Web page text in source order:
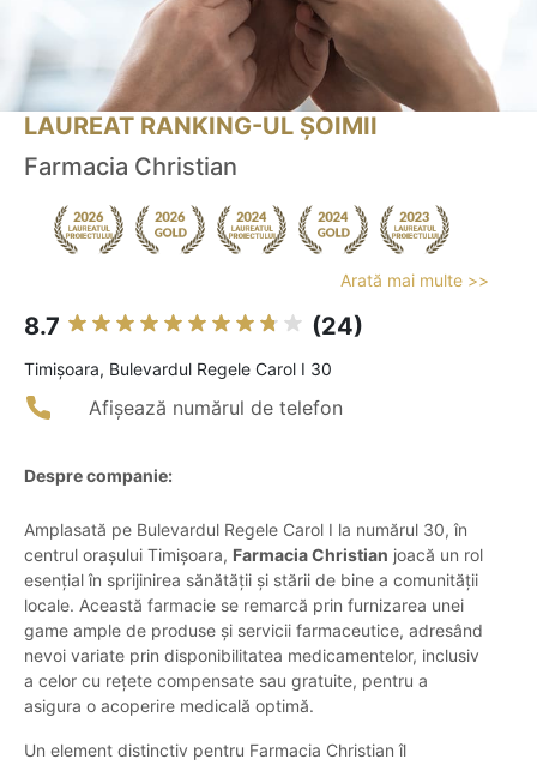
LAUREAT RANKING-UL ȘOIMII
Farmacia Christian
Arată mai multe >>
8.7 (24)
Timişoara, Bulevardul Regele Carol I 30
Afișează numărul de telefon
Despre companie:
Amplasată pe Bulevardul Regele Carol I la numărul 30, în
centrul orașului Timișoara, Farmacia Christian joacă un rol
esențial în sprijinirea sănătății și stării de bine a comunității
locale. Această farmacie se remarcă prin furnizarea unei
game ample de produse și servicii farmaceutice, adresând
nevoi variate prin disponibilitatea medicamentelor, inclusiv
a celor cu rețete compensate sau gratuite, pentru a
asigura o acoperire medicală optimă.
Un element distinctiv pentru Farmacia Christian îl